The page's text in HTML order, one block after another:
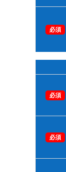
必須
必須
必須